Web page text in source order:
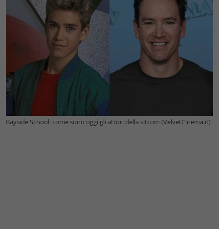
Bayside School: come sono oggi gli attori della sitcom (VelvetCinema.it)